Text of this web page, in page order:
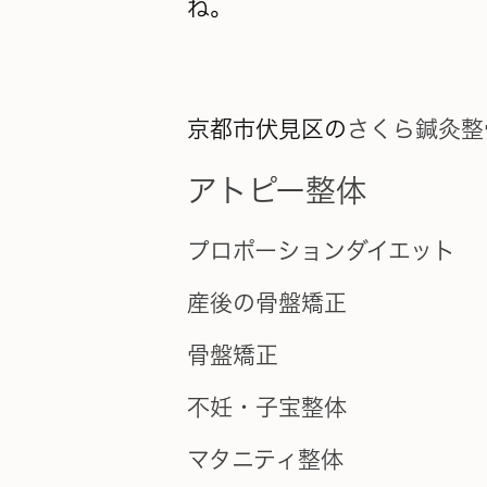
ね。
京都市伏見区の さくら鍼灸
アトピー整体
プロポーションダイエット
産後の骨盤矯正
骨盤矯正
不妊・子宝整体
マタニティ整体